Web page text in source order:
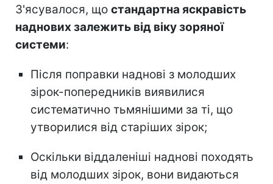
З'ясувалося, що стандартна яскравість
наднових залежить від віку зоряної
системи:
Після поправки наднові з молодших
зірок-попередників виявилися
систематично тьмянішими за ті, що
утворилися від старіших зірок;
Оскільки віддаленіші наднові походять
від молодших зірок, вони видаються